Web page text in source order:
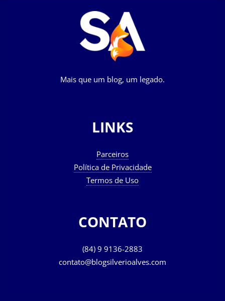
Mais que um blog, um legado.
LINKS
Parceiros
Política de Privacidade
Termos de Uso
CONTATO
(84) 9 9136-2883
contato@blogsilverioalves.com